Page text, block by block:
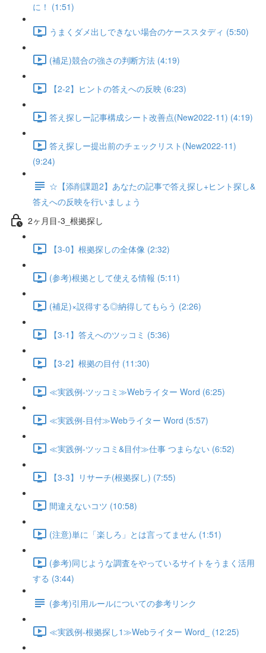
に！ (1:51)
うまくダメ出しできない場合のケーススタディ (5:50)
(補足)競合の強さの判断方法 (4:19)
【2-2】ヒントの答えへの反映 (6:23)
答え探しー記事構成シート改善点(New2022-11) (4:19)
答え探しー提出前のチェックリスト(New2022-11)
(9:24)
☆【添削課題2】あなたの記事で答え探し+ヒント探し&
答えへの反映を行いましょう
2ヶ月目-3_根拠探し
【3-0】根拠探しの全体像 (2:32)
(参考)根拠として使える情報 (5:11)
(補足)×説得する◎納得してもらう (2:26)
【3-1】答えへのツッコミ (5:36)
【3-2】根拠の目付 (11:30)
≪実践例-ツッコミ≫Webライター Word (6:25)
≪実践例-目付≫Webライター Word (5:57)
≪実践例-ツッコミ&目付≫仕事 つまらない (6:52)
【3-3】リサーチ(根拠探し) (7:55)
間違えないコツ (10:58)
(注意)単に「楽しろ」とは言ってません (1:51)
(参考)同じような調査をやっているサイトをうまく活用
する (3:44)
(参考)引用ルールについての参考リンク
≪実践例-根拠探し1≫Webライター Word_ (12:25)